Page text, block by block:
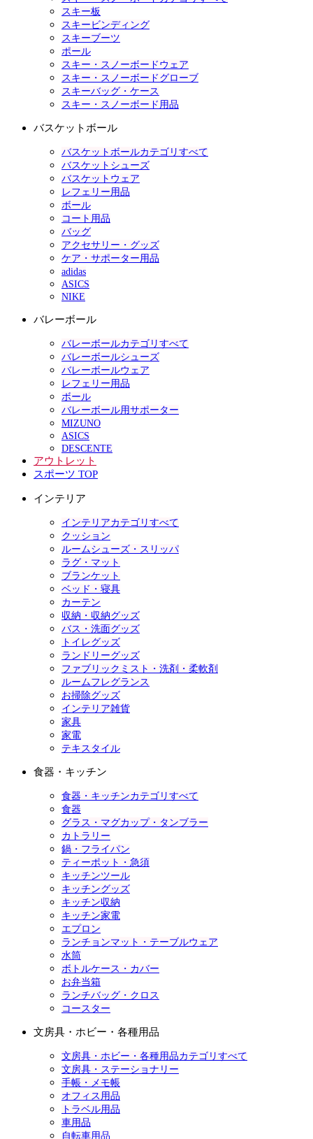
スキー板
スキービンディング
スキーブーツ
ポール
スキー・スノーボードウェア
スキー・スノーボードグローブ
スキーバッグ・ケース
スキー・スノーボード用品
バスケットボール
バスケットボールカテゴリすべて
バスケットシューズ
バスケットウェア
レフェリー用品
ボール
コート用品
バッグ
アクセサリー・グッズ
ケア・サポーター用品
adidas
ASICS
NIKE
バレーボール
バレーボールカテゴリすべて
バレーボールシューズ
バレーボールウェア
レフェリー用品
ボール
バレーボール用サポーター
MIZUNO
ASICS
DESCENTE
アウトレット
スポーツ TOP
インテリア
インテリアカテゴリすべて
クッション
ルームシューズ・スリッパ
ラグ・マット
ブランケット
ベッド・寝具
カーテン
収納・収納グッズ
バス・洗面グッズ
トイレグッズ
ランドリーグッズ
ファブリックミスト・洗剤・柔軟剤
ルームフレグランス
お掃除グッズ
インテリア雑貨
家具
家電
テキスタイル
食器・キッチン
食器・キッチンカテゴリすべて
食器
グラス・マグカップ・タンブラー
カトラリー
鍋・フライパン
ティーポット・急須
キッチンツール
キッチングッズ
キッチン収納
キッチン家電
エプロン
ランチョンマット・テーブルウェア
水筒
ボトルケース・カバー
お弁当箱
ランチバッグ・クロス
コースター
文房具・ホビー・各種用品
文房具・ホビー・各種用品カテゴリすべて
文房具・ステーショナリー
手帳・メモ帳
オフィス用品
トラベル用品
車用品
自転車用品